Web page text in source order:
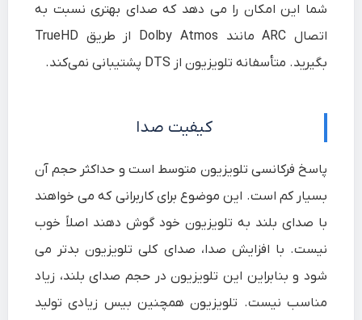
شما این امکان را می دهد که صدای بهتری نسبت به
اتصال ARC مانند Dolby Atmos از طریق TrueHD
بگیرید. متأسفانه تلویزیون از DTS پشتیبانی نمی‌کند.
کیفیت صدا
پاسخ فرکانسی تلویزیون متوسط است و حداکثر حجم آن
بسیار کم است. این موضوع برای کاربرانی که می خواهند
با صدای بلند به تلویزیون خود گوش دهند اصلاً خوب
نیست. با افزایش صدا، صدای کلی تلویزیون بدتر می
شود و بنابراین این تلویزیون در حجم صدای بلند، زیاد
مناسب نیست. تلویزیون همچنین بیس زیادی تولید